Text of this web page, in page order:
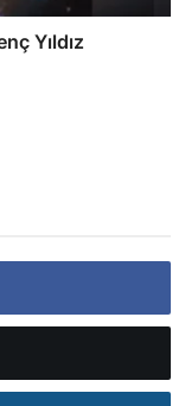
Yıldız